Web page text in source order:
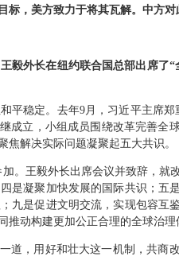
标，美方致力于将其瓦解。中方对
毅外长在纽约联合国总部出席了
平稳定。去年9月，习近平主席
成立，小组成员围绕改革完善全
解决实际问题凝聚起五大共识。
。王毅外长出席会议并致辞，
是凝聚加快发展的国际共识；五
九是促进文明交流，实现包容互
动构建更加公正合理的全球治
道，用好和壮大这一机制，共商